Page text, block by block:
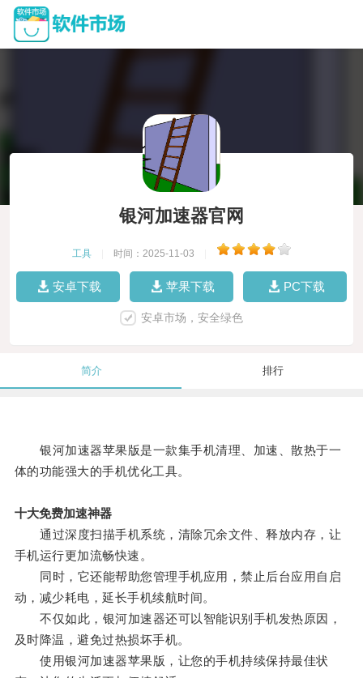
银河加速器官网
工具 时间：2025-11-03
安卓下载 苹果下载 PC下载
安卓市场，安全绿色
简介 排行
银河加速器苹果版是一款集手机清理、加速、散热于一
体的功能强大的手机优化工具。
十大免费加速神器
通过深度扫描手机系统，清除冗余文件、释放内存，让
手机运行更加流畅快速。
同时，它还能帮助您管理手机应用，禁止后台应用自启
动，减少耗电，延长手机续航时间。
不仅如此，银河加速器还可以智能识别手机发热原因，
及时降温，避免过热损坏手机。
使用银河加速器苹果版，让您的手机持续保持最佳状